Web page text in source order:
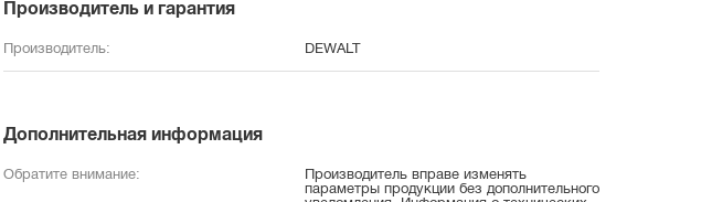
Производитель и гарантия
Производитель: DEWALT
Дополнительная информация
Обратите внимание:
Производитель вправе изменять
параметры продукции без дополнительного